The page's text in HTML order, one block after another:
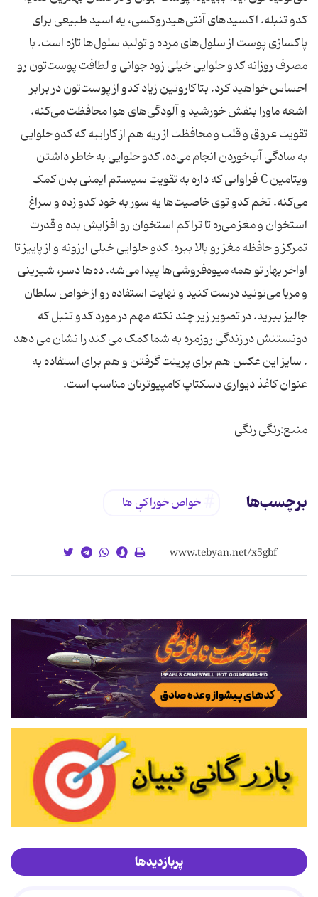
کدو تنبله. اکسیدهای آنتی‌هیدروکسی، یه اسید طبیعی برای
پاکسازی پوست از سلول‌های مرده و تولید سلول‌ها تازه است. با
مصرف روزانه کدو حلوایی خیلی زود جوانی و لطافت پوست‌تون رو
احساس خواهید کرد. بتاکاروتین زیاد کدو از پوست‌تون در برابر
اشعه ماورا بنفش خورشید و آلودگی‌های هوا محافظت می‌کنه.
تقویت عروق و قلب و محافظت از ریه هم از کاراییه که کدو حلوایی
به سادگی آب‌خوردن انجام می‌ده. کدو حلوایی به خاطر داشتن
ویتامین C فراوانی که داره به تقویت سیستم ایمنی بدن کمک
می‌کنه. تخم کدو توی خاصیت‌ها یه سور به خود کدو زده و سراغ
استخوان و مغز می‌ره تا تراکم استخوان‌ رو افزایش بده و قدرت
تمرکز و حافظه مغز رو بالا ببره. کدو حلوایی خیلی ارزونه و از پاییز تا
اواخر بهار تو همه میوه‌فروشی‌ها پیدا می‌شه. ده‌ها دسر، شیرینی
و مربا می‌تونید درست کنید و نهایت استفاده رو از خواص سلطان
جالیز ببرید. در تصویر زیر چند نکته مهم در مورد کدو تنبل که
دونستنش در زندگی روزمره به شما کمک می کند را نشان می دهد
. سایز این عکس هم برای پرینت گرفتن و هم برای استفاده به
منبع:رنگی رنگی
برچسب‌ها خواص خوراكي ها
پربازدیدها